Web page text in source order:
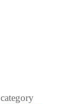
category